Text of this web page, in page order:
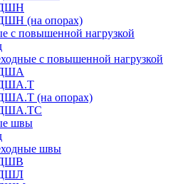
(на опорах)
с повышенной нагрузкой
с повышенной нагрузкой
(на опорах)
швы
швы